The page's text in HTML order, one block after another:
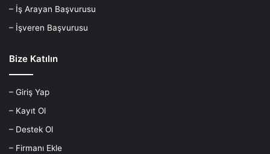
– İş Arayan Başvurusu
– İşveren Başvurusu
Bize Katılın
– Giriş Yap
– Kayıt Ol
– Destek Ol
– Firmanı Ekle